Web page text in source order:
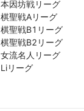
本因坊戦リーグ
棋聖戦Aリーグ
棋聖戦B1リーグ
棋聖戦B2リーグ
女流名人リーグ
Liリーグ